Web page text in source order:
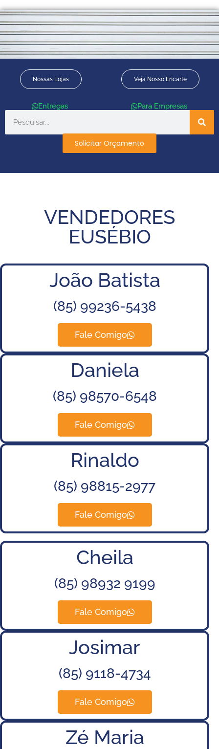
Nossas Lojas Veja Nosso Encarte
Entregas Para Empresas
Solicitar Orçamento
VENDEDORES
EUSÉBIO
João Batista
(85) 99236-5438
Fale Comigo
Daniela
(85) 98570-6548
Fale Comigo
Rinaldo
(85) 98815-2977
Fale Comigo
Cheila
(85) 98932 9199
Fale Comigo
Josimar
(85) 9118-4734
Fale Comigo
Zé Maria